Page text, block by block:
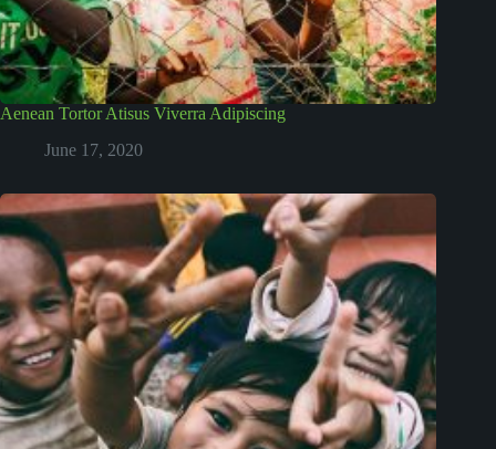
Aenean Tortor Atisus Viverra Adipiscing
June 17, 2020